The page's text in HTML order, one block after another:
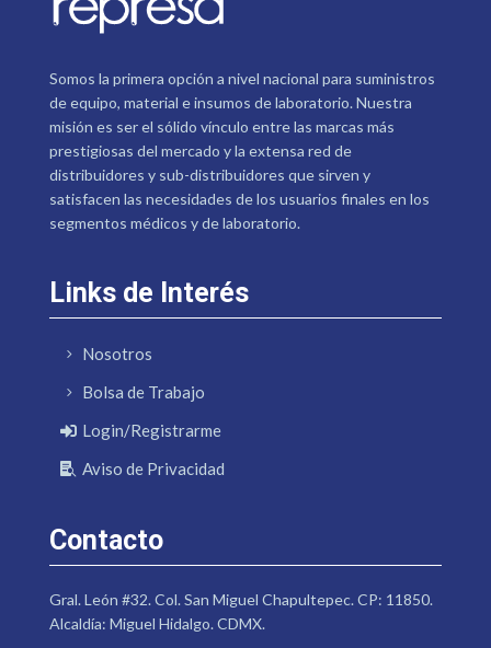
Somos la primera opción a nivel nacional para suministros
de equipo, material e insumos de laboratorio. Nuestra
misión es ser el sólido vínculo entre las marcas más
prestigiosas del mercado y la extensa red de
distribuidores y sub-distribuidores que sirven y
satisfacen las necesidades de los usuarios finales en los
segmentos médicos y de laboratorio.
Links de Interés
Nosotros
Bolsa de Trabajo
Login/Registrarme
Aviso de Privacidad
Contacto
Gral. León #32. Col. San Miguel Chapultepec. CP: 11850.
Alcaldía: Miguel Hidalgo. CDMX.